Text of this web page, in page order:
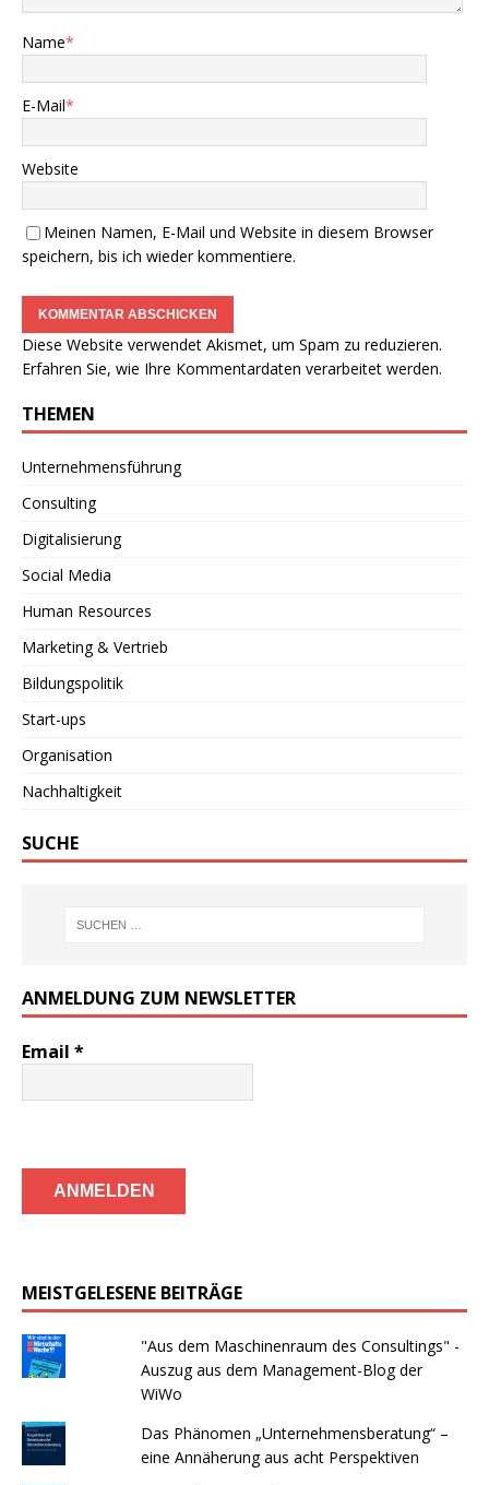
Name*
E-Mail*
Website
Meinen Namen, E-Mail und Website in diesem Browser
speichern, bis ich wieder kommentiere.
Diese Website verwendet Akismet, um Spam zu reduzieren.
Erfahren Sie, wie Ihre Kommentardaten verarbeitet werden.
THEMEN
Unternehmensführung
Consulting
Digitalisierung
Social Media
Human Resources
Marketing & Vertrieb
Bildungspolitik
Start-ups
Organisation
Nachhaltigkeit
SUCHE
ANMELDUNG ZUM NEWSLETTER
Email *
MEISTGELESENE BEITRÄGE
"Aus dem Maschinenraum des Consultings" -
Auszug aus dem Management-Blog der
WiWo
Das Phänomen „Unternehmensberatung“ –
eine Annäherung aus acht Perspektiven